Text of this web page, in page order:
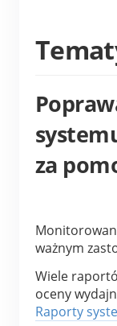
za
ważnym
Wiele
Raporty